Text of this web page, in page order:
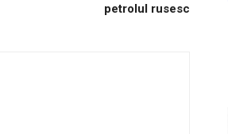
petrolul rusesc